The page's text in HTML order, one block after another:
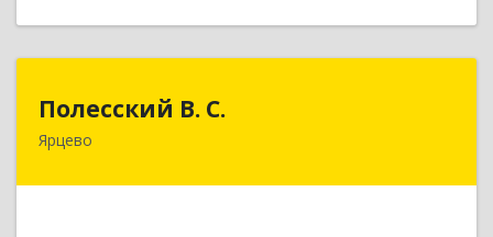
Полесский В. С.
Ярцево